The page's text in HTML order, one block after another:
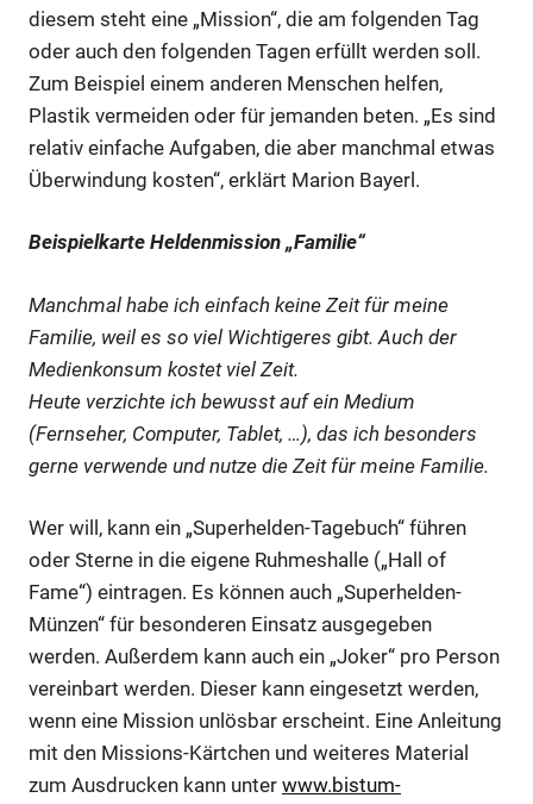
diesem steht eine „Mission“, die am folgenden Tag
oder auch den folgenden Tagen erfüllt werden soll.
Zum Beispiel einem anderen Menschen helfen,
Plastik vermeiden oder für jemanden beten. „Es sind
relativ einfache Aufgaben, die aber manchmal etwas
Überwindung kosten“, erklärt Marion Bayerl.
Beispielkarte Heldenmission „Familie“
Manchmal habe ich einfach keine Zeit für meine
Familie, weil es so viel Wichtigeres gibt. Auch der
Medienkonsum kostet viel Zeit.
Heute verzichte ich bewusst auf ein Medium
(Fernseher, Computer, Tablet, …), das ich besonders
gerne verwende und nutze die Zeit für meine Familie.
Wer will, kann ein „Superhelden-Tagebuch“ führen
oder Sterne in die eigene Ruhmeshalle („Hall of
Fame“) eintragen. Es können auch „Superhelden-
Münzen“ für besonderen Einsatz ausgegeben
werden. Außerdem kann auch ein „Joker“ pro Person
vereinbart werden. Dieser kann eingesetzt werden,
wenn eine Mission unlösbar erscheint. Eine Anleitung
mit den Missions-Kärtchen und weiteres Material
zum Ausdrucken kann unter www.bistum-